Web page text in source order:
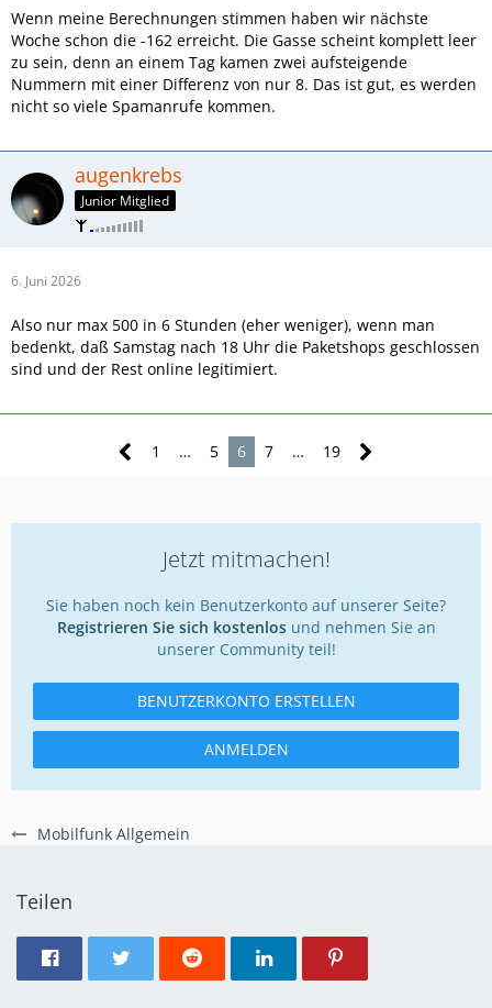
Mobilfunk Allgemein
Wenn meine Berechnungen stimmen haben wir nächste
Woche schon die -162 erreicht. Die Gasse scheint komplett leer
zu sein, denn an einem Tag kamen zwei aufsteigende
Nummern mit einer Differenz von nur 8. Das ist gut, es werden
nicht so viele Spamanrufe kommen.
augenkrebs
Junior Mitglied
6. Juni 2026
Also nur max 500 in 6 Stunden (eher weniger), wenn man
bedenkt, daß Samstag nach 18 Uhr die Paketshops geschlossen
sind und der Rest online legitimiert.
1 … 5 6 7 … 19
Jetzt mitmachen!
Sie haben noch kein Benutzerkonto auf unserer Seite?
Registrieren Sie sich kostenlosund nehmen Sie an
unserer Community teil!
BENUTZERKONTO ERSTELLEN
ANMELDEN
Teilen